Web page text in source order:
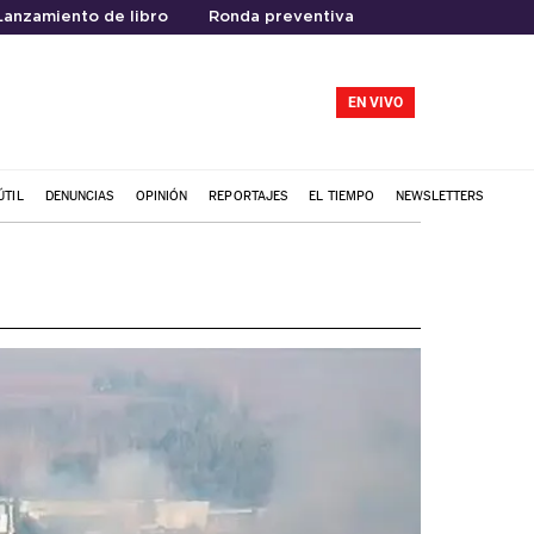
de libro Ronda preventiva
EN VIVO
DENUNCIAS OPINIÓN REPORTAJES EL TIEMPO NEWSLETTERS